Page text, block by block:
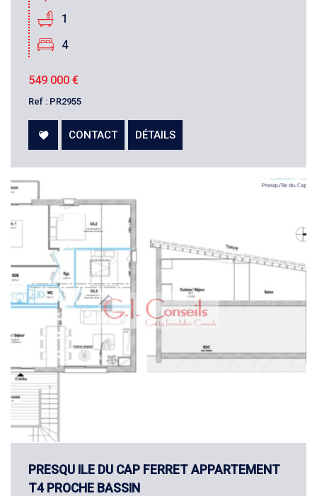
1
4
549 000 €
Ref : PR2955
CONTACT DÉTAILS
PRESQU ILE DU CAP FERRET APPARTEMENT
T4 PROCHE BASSIN